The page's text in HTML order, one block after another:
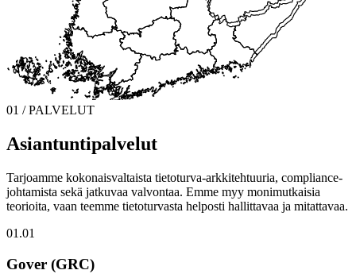
01 / PALVELUT
Asiantuntipalvelut
Tarjoamme kokonaisvaltaista tietoturva-arkkitehtuuria, compliance-
johtamista sekä jatkuvaa valvontaa. Emme myy monimutkaisia
teorioita, vaan teemme tietoturvasta helposti hallittavaa ja mitattavaa.
01.01
Gover (GRC)